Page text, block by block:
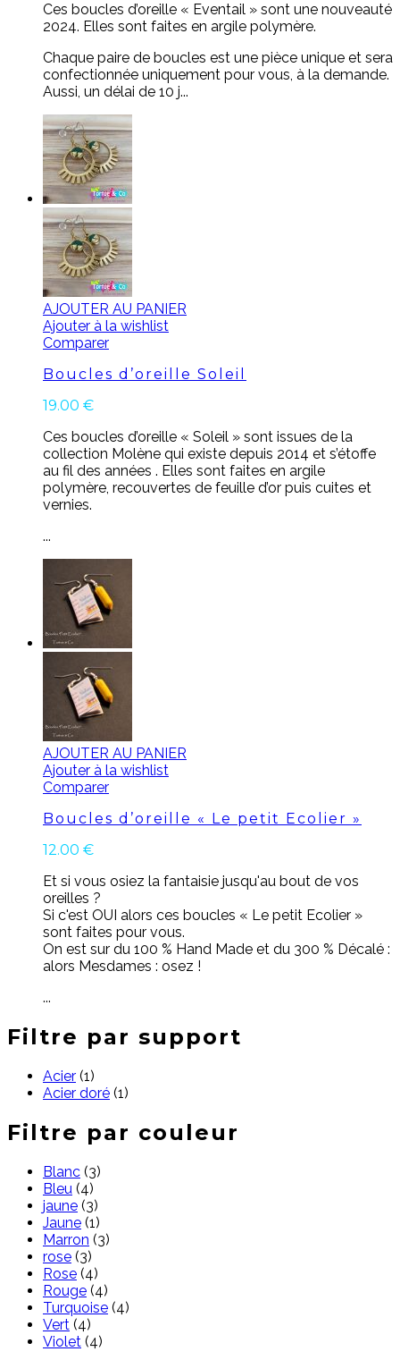
Ces boucles d’oreille « Eventail » sont une nouveauté
2024. Elles sont faites en argile polymère.
Chaque paire de boucles est une pièce unique et sera
confectionnée uniquement pour vous, à la demande.
Aussi, un délai de 10 j...
AJOUTER AU PANIER
Ajouter à la wishlist
Comparer
Boucles d’oreille Soleil
19.00 €
Ces boucles d’oreille « Soleil » sont issues de la
collection Molène qui existe depuis 2014 et s’étoffe
au fil des années . Elles sont faites en argile
polymère, recouvertes de feuille d’or puis cuites et
vernies.
...
AJOUTER AU PANIER
Ajouter à la wishlist
Comparer
Boucles d’oreille « Le petit Ecolier »
12.00 €
Et si vous osiez la fantaisie jusqu'au bout de vos
oreilles ?
Si c'est OUI alors ces boucles « Le petit Ecolier »
sont faites pour vous.
On est sur du 100 % Hand Made et du 300 % Décalé :
alors Mesdames : osez !
...
Filtre par support
Acier (1)
Acier doré (1)
Filtre par couleur
Blanc (3)
Bleu (4)
jaune (3)
Jaune (1)
Marron (3)
rose (3)
Rose (4)
Rouge (4)
Turquoise (4)
Vert (4)
Violet (4)